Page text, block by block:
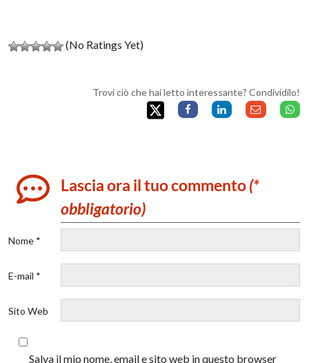
(No Ratings Yet)
Trovi ciò che hai letto interessante? Condividilo!
Lascia ora il tuo commento(*
obbligatorio)
Nome *
E-mail *
Sito Web
Salva il mio nome, email e sito web in questo browser